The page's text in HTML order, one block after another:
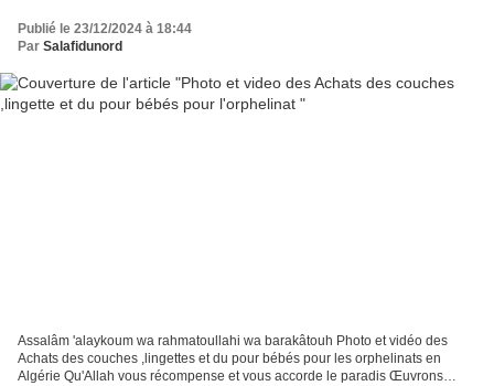
Publié le 23/12/2024 à 18:44
Par Salafidunord
Assalâm 'alaykoum wa rahmatoullahi wa barakâtouh Photo et vidéo des
Achats des couches ,lingettes et du pour bébés pour les orphelinats en
Algérie Qu'Allah vous récompense et vous accorde le paradis Œuvrons